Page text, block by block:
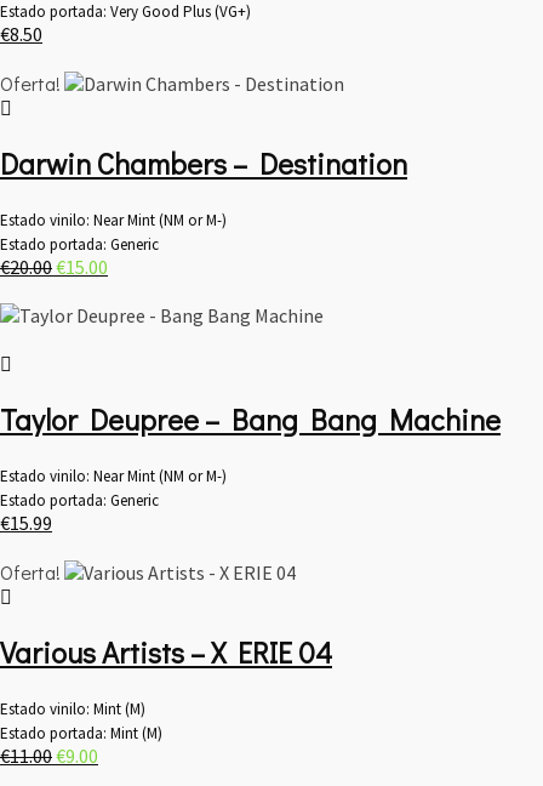
Estado portada: Very Good Plus (VG+)
€8.50
Oferta!
Darwin Chambers – Destination
Estado vinilo: Near Mint (NM or M-)
Estado portada: Generic
€20.00El
original
€15.00
actual
Taylor Deupree – Bang Bang Machine
Estado vinilo: Near Mint (NM or M-)
Estado portada: Generic
€15.99
Oferta!
Various Artists – X ERIE 04
Estado vinilo: Mint (M)
Estado portada: Mint (M)
€11.00El
€9.00